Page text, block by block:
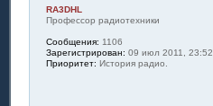
RA3DHL
Профессор радиотехники
Сообщения: 1106
Зарегистрирован: 09 июл 2011, 23:52
Приоритет: История радио.